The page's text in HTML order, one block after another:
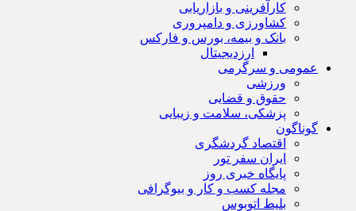
کارآفرینی و بازاریابی
کشاورزی و دامپروری
بانک و بیمه، بورس و فارکس
ارزدیجیتال
عمومی و سرگرمی
ورزشی
حقوق و قضایی
پزشکی، سلامت و زیبایی
گوناگون
اقتصاد گردشگری
ایران سفر تور
پایگاه خبری روز
مجله کسب و کار و بیوگرافی
بلیط اتوبوس